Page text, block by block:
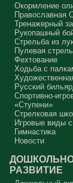
Окормление
Православная
Тренажерный
Рукопашный
Стрельба из
Пулевая
Фехтование
Ходьба с
Русский
Спортивно-
«Ступени»
Стрелковая
Игровые виды
Гимнастика
Новости
РАЗВИТИЕ